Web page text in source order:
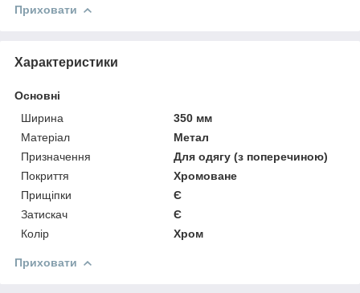
Приховати
Характеристики
Основні
Ширина
350 мм
Матеріал
Метал
Призначення
Для одягу (з поперечиною)
Покриття
Хромоване
Прищіпки
Є
Затискач
Є
Колір
Хром
Приховати